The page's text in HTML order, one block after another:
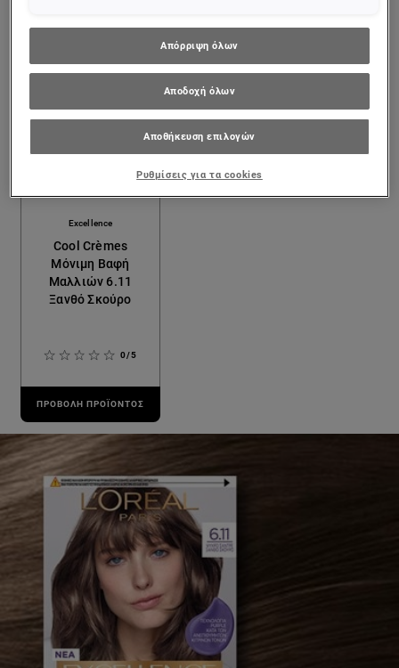
[Color]: #684E47
[Color]: #4A3838
[Color]: #896C5D
[Color]: #CDACA4
Excellence
Cool Crèmes
Μόνιμη Βαφή
Μαλλιών 6.11
Ξανθό Σκούρο
0/5
ΠΡΟΒΟΛΉ ΠΡΟΪΌΝΤΟΣ
Απόρριψη όλων
Αποδοχή όλων
Αποθήκευση επιλογών
Ρυθμίσεις για τα cookies